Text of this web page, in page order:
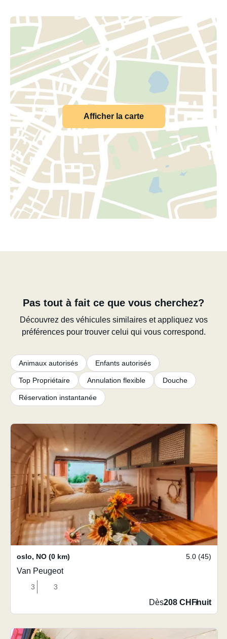
Afficher la carte
Pas tout à fait ce que vous cherchez?
Découvrez des véhicules similaires et appliquez vos
préférences pour trouver celui qui vous correspond.
Animaux autorisés Enfants autorisés
Top Propriétaire Annulation flexible Douche
Réservation instantanée
oslo, NO (0 km) 5.0 (45)
Van Peugeot
3 3
Dès208 CHF/nuit